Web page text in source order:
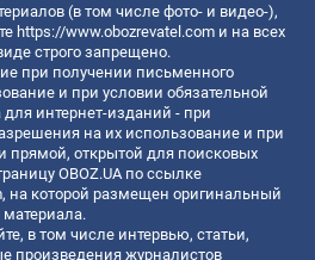
(в том числе фото- и видео-),
https://www.obozrevatel.com и на всех
строго запрещено.
при получении письменного
и при условии обязательной
для интернет-изданий - при
на их использование и при
прямой, открытой для поисковых
OBOZ.UA по ссылке
, на которой размещен оригинальный
в том числе интервью, статьи,
произведения журналистов